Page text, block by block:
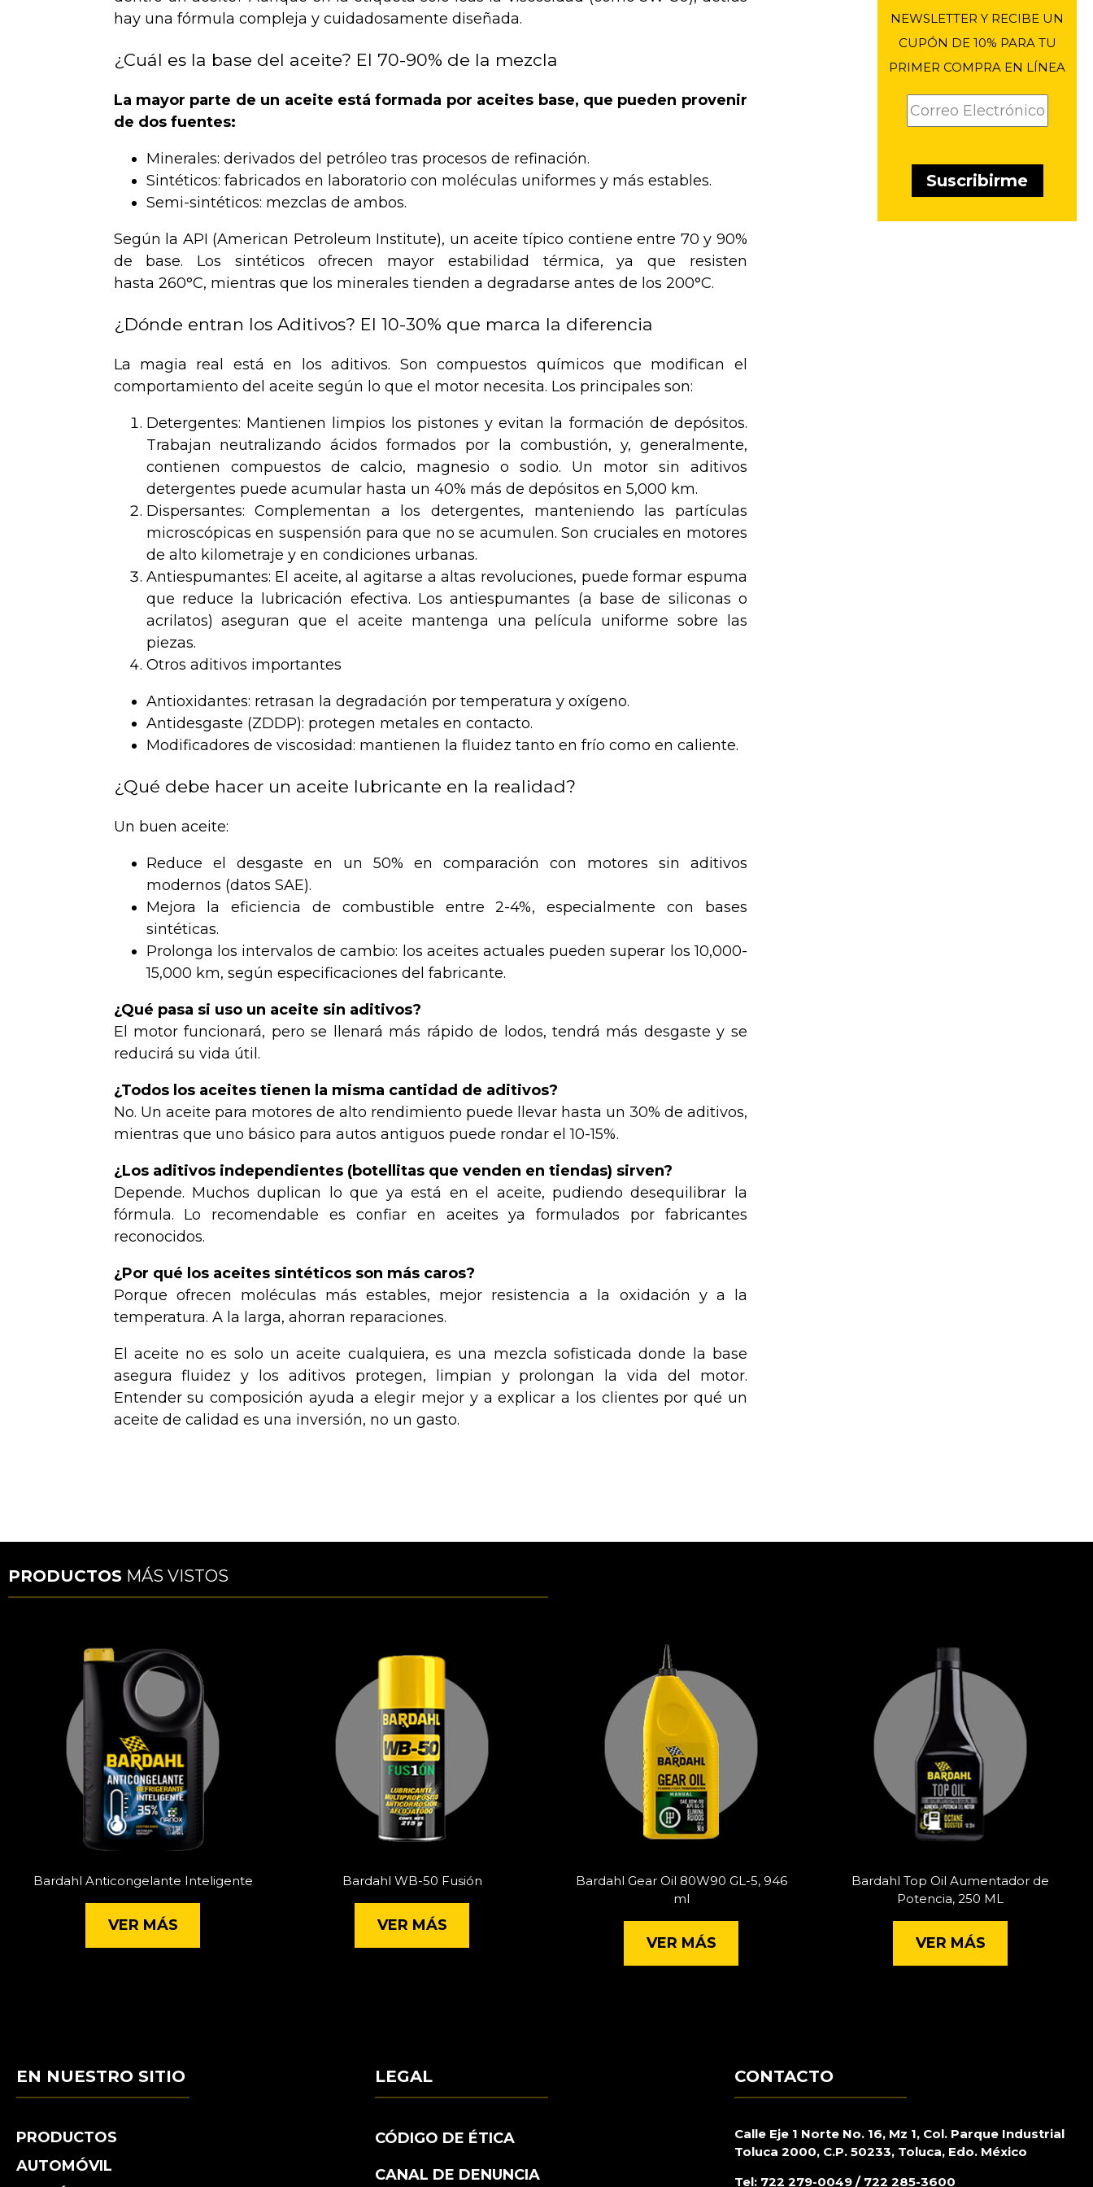
hay una fórmula compleja y cuidadosamente diseñada.
¿Cuál es la base del aceite? El 70-90% de la mezcla
La mayor parte de un aceite está formada por aceites base, que pueden provenir
de dos fuentes:
Minerales: derivados del petróleo tras procesos de refinación.
Sintéticos: fabricados en laboratorio con moléculas uniformes y más estables.
Semi-sintéticos: mezclas de ambos.
Según la API (American Petroleum Institute), un aceite típico contiene entre 70 y 90%
de base. Los sintéticos ofrecen mayor estabilidad térmica, ya que resisten
hasta 260°C, mientras que los minerales tienden a degradarse antes de los 200°C.
¿Dónde entran los Aditivos? El 10-30% que marca la diferencia
La magia real está en los aditivos. Son compuestos químicos que modifican el
comportamiento del aceite según lo que el motor necesita. Los principales son:
Detergentes: Mantienen limpios los pistones y evitan la formación de depósitos.
Trabajan neutralizando ácidos formados por la combustión, y, generalmente,
contienen compuestos de calcio, magnesio o sodio. Un motor sin aditivos
detergentes puede acumular hasta un 40% más de depósitos en 5,000 km.
Dispersantes: Complementan a los detergentes, manteniendo las partículas
microscópicas en suspensión para que no se acumulen. Son cruciales en motores
de alto kilometraje y en condiciones urbanas.
Antiespumantes: El aceite, al agitarse a altas revoluciones, puede formar espuma
que reduce la lubricación efectiva. Los antiespumantes (a base de siliconas o
acrilatos) aseguran que el aceite mantenga una película uniforme sobre las
piezas.
Otros aditivos importantes
Antioxidantes: retrasan la degradación por temperatura y oxígeno.
Antidesgaste (ZDDP): protegen metales en contacto.
Modificadores de viscosidad: mantienen la fluidez tanto en frío como en caliente.
¿Qué debe hacer un aceite lubricante en la realidad?
Un buen aceite:
Reduce el desgaste en un 50% en comparación con motores sin aditivos
modernos (datos SAE).
Mejora la eficiencia de combustible entre 2-4%, especialmente con bases
sintéticas.
Prolonga los intervalos de cambio: los aceites actuales pueden superar los 10,000-
15,000 km, según especificaciones del fabricante.
¿Qué pasa si uso un aceite sin aditivos?
El motor funcionará, pero se llenará más rápido de lodos, tendrá más desgaste y se
reducirá su vida útil.
¿Todos los aceites tienen la misma cantidad de aditivos?
No. Un aceite para motores de alto rendimiento puede llevar hasta un 30% de aditivos,
mientras que uno básico para autos antiguos puede rondar el 10-15%.
¿Los aditivos independientes (botellitas que venden en tiendas) sirven?
Depende. Muchos duplican lo que ya está en el aceite, pudiendo desequilibrar la
fórmula. Lo recomendable es confiar en aceites ya formulados por fabricantes
reconocidos.
¿Por qué los aceites sintéticos son más caros?
Porque ofrecen moléculas más estables, mejor resistencia a la oxidación y a la
temperatura. A la larga, ahorran reparaciones.
El aceite no es solo un aceite cualquiera, es una mezcla sofisticada donde la base
asegura fluidez y los aditivos protegen, limpian y prolongan la vida del motor.
Entender su composición ayuda a elegir mejor y a explicar a los clientes por qué un
aceite de calidad es una inversión, no un gasto.
NEWSLETTER Y RECIBE UN
CUPÓN DE 10% PARA TU
PRIMER COMPRA EN LÍNEA
PRODUCTOS MÁS VISTOS
Bardahl Anticongelante Inteligente
VER MÁS
Bardahl WB-50 Fusión
VER MÁS
Bardahl Gear Oil 80W90 GL-5, 946
ml
VER MÁS
Bardahl Top Oil Aumentador de
Potencia, 250 ML
VER MÁS
EN NUESTRO SITIO
PRODUCTOS
AUTOMÓVIL
LEGAL
CÓDIGO DE ÉTICA
CANAL DE DENUNCIA
CONTACTO
Calle Eje 1 Norte No. 16, Mz 1, Col. Parque Industrial
Toluca 2000, C.P. 50233, Toluca, Edo. México
Tel: 722 279-0049 / 722 285-3600